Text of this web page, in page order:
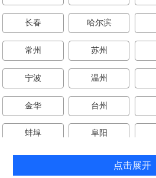
长春 哈尔滨
常州 苏州
宁波 温州
金华 台州
蚌埠 阜阳
点击展开